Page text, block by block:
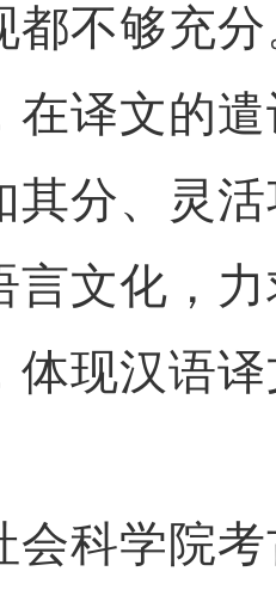
都不够充
在译文的
其分、灵
言文化，
体现汉语
科学院考